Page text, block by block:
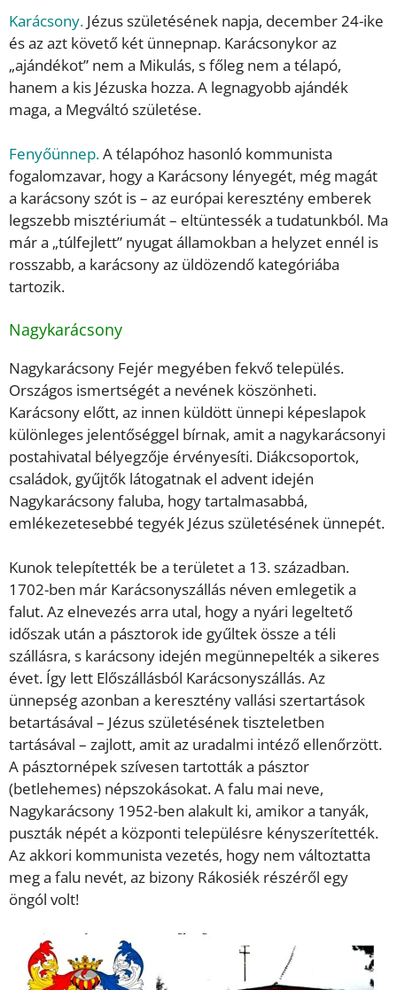
Karácsony. Jézus születésének napja, december 24-ike
és az azt követő két ünnepnap. Karácsonykor az
„ajándékot” nem a Mikulás, s főleg nem a télapó,
hanem a kis Jézuska hozza. A legnagyobb ajándék
maga, a Megváltó születése.
Fenyőünnep.A télapóhoz hasonló kommunista
fogalomzavar, hogy a Karácsony lényegét, még magát
a karácsony szót is – az európai keresztény emberek
legszebb misztériumát – eltüntessék a tudatunkból. Ma
már a „túlfejlett” nyugat államokban a helyzet ennél is
rosszabb, a karácsony az üldözendő kategóriába
tartozik.
Nagykarácsony
Nagykarácsony Fejér megyében fekvő település.
Országos ismertségét a nevének köszönheti.
Karácsony előtt, az innen küldött ünnepi képeslapok
különleges jelentőséggel bírnak, amit a nagykarácsonyi
postahivatal bélyegzője érvényesíti. Diákcsoportok,
családok, gyűjtők látogatnak el advent idején
Nagykarácsony faluba, hogy tartalmasabbá,
emlékezetesebbé tegyék Jézus születésének ünnepét.
Kunok telepítették be a területet a 13. században.
1702-ben már Karácsonyszállás néven emlegetik a
falut. Az elnevezés arra utal, hogy a nyári legeltető
időszak után a pásztorok ide gyűltek össze a téli
szállásra, s karácsony idején megünnepelték a sikeres
évet. Így lett Előszállásból Karácsonyszállás. Az
ünnepség azonban a keresztény vallási szertartások
betartásával – Jézus születésének tiszteletben
tartásával – zajlott, amit az uradalmi intéző ellenőrzött.
A pásztornépek szívesen tartották a pásztor
(betlehemes) népszokásokat. A falu mai neve,
Nagykarácsony 1952-ben alakult ki, amikor a tanyák,
puszták népét a központi településre kényszerítették.
Az akkori kommunista vezetés, hogy nem változtatta
meg a falu nevét, az bizony Rákosiék részéről egy
öngól volt!